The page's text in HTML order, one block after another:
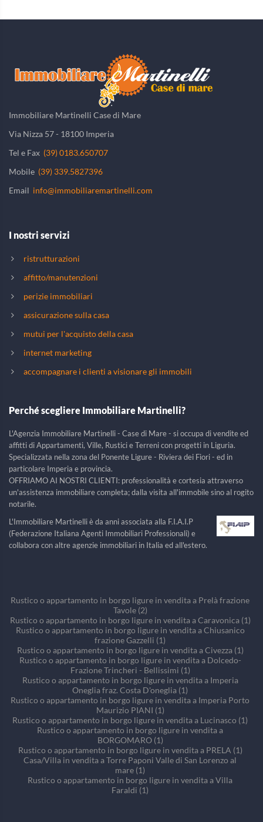
Immobiliare Martinelli Case di Mare
Via Nizza 57 - 18100 Imperia
Tel e Fax (39) 0183.650707
Mobile (39) 339.5827396
Email info@immobiliaremartinelli.com
I nostri servizi
ristrutturazioni
affitto/manutenzioni
perizie immobiliari
assicurazione sulla casa
mutui per l'acquisto della casa
internet marketing
accompagnare i clienti a visionare gli immobili
Perché scegliere Immobiliare Martinelli?
L'Agenzia Immobiliare Martinelli - Case di Mare - si occupa di vendite ed
affitti di Appartamenti, Ville, Rustici e Terreni con progetti in Liguria.
Specializzata nella zona del Ponente Ligure - Riviera dei Fiori - ed in
particolare Imperia e provincia.
OFFRIAMO AI NOSTRI CLIENTI: professionalità e cortesia attraverso
un'assistenza immobiliare completa; dalla visita all'immobile sino al rogito
notarile.
L'Immobiliare Martinelli è da anni associata alla F.I.A.I.P
(Federazione Italiana Agenti Immobiliari Professionali) e
collabora con altre agenzie immobiliari in Italia ed all'estero.
Rustico o appartamento in borgo ligure in vendita a Prelà frazione
Tavole (2)
Rustico o appartamento in borgo ligure in vendita a Caravonica (1)
Rustico o appartamento in borgo ligure in vendita a Chiusanico
frazione Gazzelli (1)
Rustico o appartamento in borgo ligure in vendita a Civezza (1)
Rustico o appartamento in borgo ligure in vendita a Dolcedo-
Frazione Trincheri - Bellissimi (1)
Rustico o appartamento in borgo ligure in vendita a Imperia
Oneglia fraz. Costa D'oneglia (1)
Rustico o appartamento in borgo ligure in vendita a Imperia Porto
Maurizio PIANI (1)
Rustico o appartamento in borgo ligure in vendita a Lucinasco (1)
Rustico o appartamento in borgo ligure in vendita a
BORGOMARO (1)
Rustico o appartamento in borgo ligure in vendita a PRELA (1)
Casa/Villa in vendita a Torre Paponi Valle di San Lorenzo al
mare (1)
Rustico o appartamento in borgo ligure in vendita a Villa
Faraldi (1)